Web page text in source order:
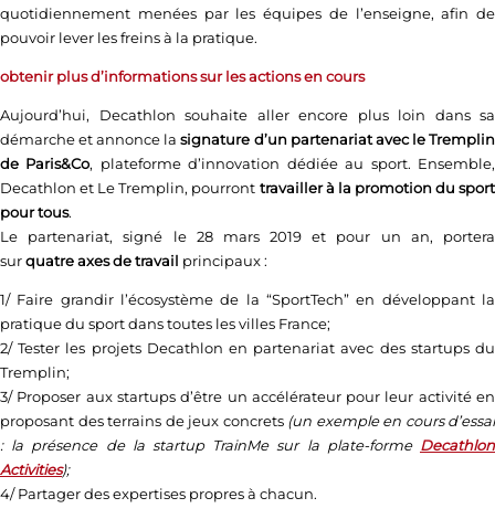
quotidiennement menées par les équipes de l’enseigne, afin de
pouvoir lever les freins à la pratique.
obtenir plus d’informations sur les actions en cours
Aujourd’hui, Decathlon souhaite aller encore plus loin dans sa
démarche et annonce lasignature d’un partenariat avec le Tremplin
de Paris&Co, plateforme d’innovation dédiée au sport. Ensemble,
Decathlon et Le Tremplin, pourront travailler à la promotion du sport
pour tous.
Le partenariat, signé le 28 mars 2019 et pour un an, portera
surquatre axes de travail principaux :
1/ Faire grandir l’écosystème de la “SportTech” en développant la
pratique du sport dans toutes les villes France;
2/ Tester les projets Decathlon en partenariat avec des startups du
Tremplin;
3/ Proposer aux startups d’être un accélérateur pour leur activité en
proposant des terrains de jeux concrets (un exemple en cours d’essai
: la présence de la startup TrainMe sur la plate-forme Decathlon
Activities);
4/ Partager des expertises propres à chacun.